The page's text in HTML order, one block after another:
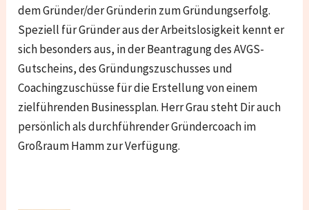
dem Gründer/der Gründerin zum Gründungserfolg.
Speziell für Gründer aus der Arbeitslosigkeit kennt er
sich besonders aus, in der Beantragung des AVGS-
Gutscheins, des Gründungszuschusses und
Coachingzuschüsse für die Erstellung von einem
zielführenden Businessplan. Herr Grau steht Dir auch
persönlich als durchführender Gründercoach im
Großraum Hamm zur Verfügung.